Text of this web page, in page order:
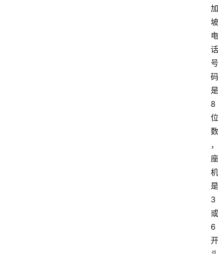
加
坡
电
话
号
码
是
8
位
数
，
座
机
是
3
或
6
开